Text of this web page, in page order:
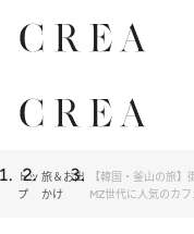
トッ
プ
旅＆お出
かけ
【韓国・釜山の旅
MZ世代に人気のカフ